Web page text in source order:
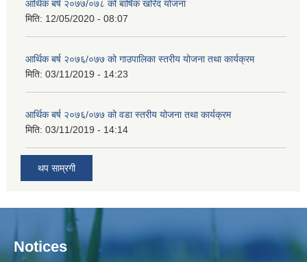
आर्थिक बर्ष २०७७/०७८ को बार्षिक खरिद योजना
मिति: 12/05/2020 - 08:07
आर्थिक बर्ष २०७६/०७७ को गाउपालिका स्तरीय योजना तथा कार्यक्रम
मिति: 03/11/2019 - 14:23
आर्थिक बर्ष २०७६/०७७ को वडा स्तरीय योजना तथा कार्यक्रम
मिति: 03/11/2019 - 14:14
थप साम्रगी
Notices